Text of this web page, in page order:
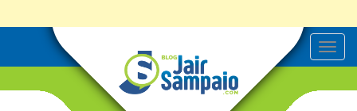
T
o